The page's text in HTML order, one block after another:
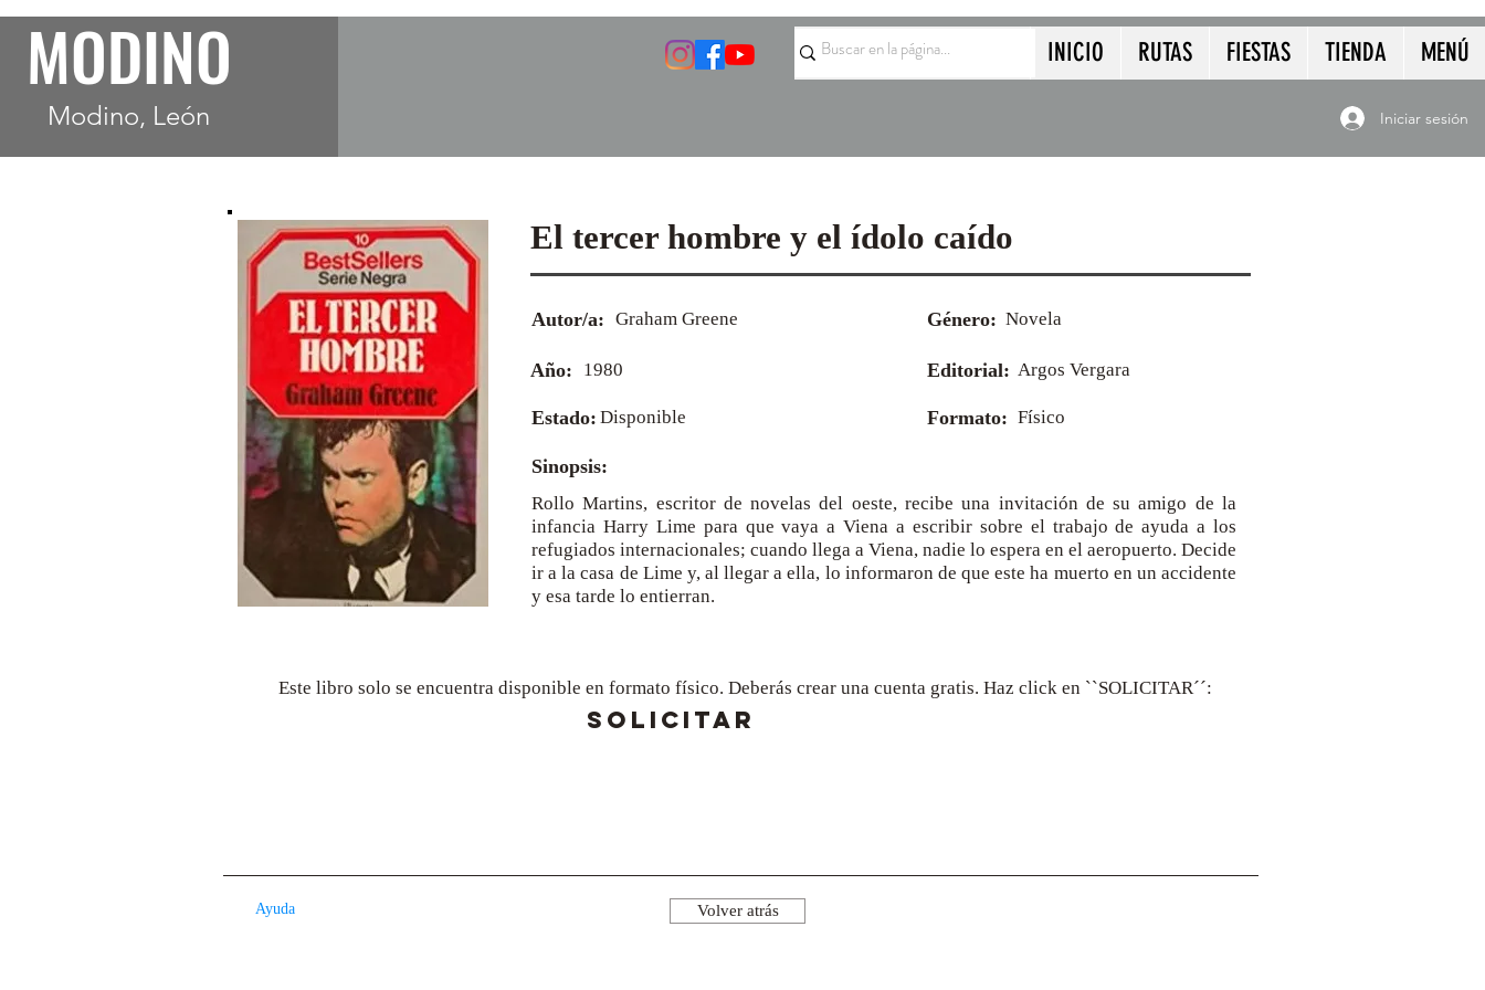
MODINO
Modino, León
INICIO RUTAS FIESTAS TIENDA MENÚ
Iniciar sesión
El tercer hombre y el ídolo caído
Autor/a: Graham Greene
Año: 1980
Estado: Disponible
Género: Novela
Editorial: Argos Vergara
Formato: Físico
Sinopsis:
Rollo Martins, escritor de novelas del oeste, recibe una invitación de su amigo de la
infancia Harry Lime para que vaya a Viena a escribir sobre el trabajo de ayuda a los
refugiados internacionales; cuando llega a Viena, nadie lo espera en el aeropuerto. Decide
ir a la casa de Lime y, al llegar a ella, lo informaron de que este ha muerto en un accidente
y esa tarde lo entierran.
Este libro solo se encuentra disponible en formato físico. Deberás crear una cuenta gratis. Haz click en ``SOLICITAR´´:
SOLICITAR
Ayuda Volver atrás